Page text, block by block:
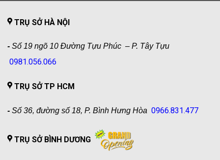
TRỤ SỞ HÀ NỘI
- Số 19 ngõ 10 Đường Tựu Phúc – P. Tây Tựu
0981.056.066
TRỤ SỞ TP HCM
- Số 36, đường số 18, P. Bình Hưng Hòa 0966.831.477
TRỤ SỞ BÌNH DƯƠNG